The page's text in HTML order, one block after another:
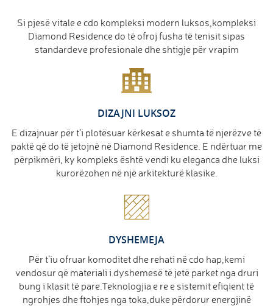
Si pjesë vitale e cdo kompleksi modern luksos,kompleksi
Diamond Residence do të ofroj fusha të tenisit sipas
standardeve profesionale dhe shtigje për vrapim
DIZAJNI LUKSOZ
E dizajnuar për t’i plotësuar kërkesat e shumta të njerëzve të
paktë që do të jetojnë në Diamond Residence. E ndërtuar me
përpikmëri, ky kompleks është vendi ku eleganca dhe luksi
kurorëzohen në një arkitekturë klasike.
DYSHEMEJA
Për t’iu ofruar komoditet dhe rehati në cdo hap,kemi
vendosur që materiali i dyshemesë të jetë parket nga druri
bung i klasit të pare.Teknologjia e re e sistemit efiqient të
ngrohjes dhe ftohjes nga toka,duke përdorur energjinë